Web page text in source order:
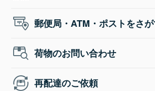
郵便局・ATM・ポストをさ
荷物のお問い合わせ
再配達のご依頼